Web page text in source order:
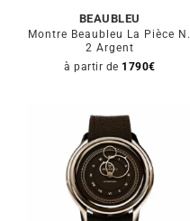
BEAUBLEU
Montre Beaubleu La Pièce N.
2 Argent
à partir de 1790€